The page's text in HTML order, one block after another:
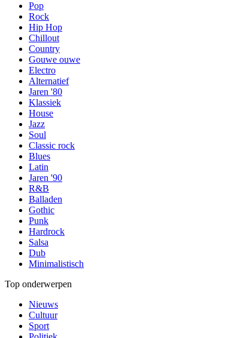
Pop
Rock
Hip Hop
Chillout
Country
Gouwe ouwe
Electro
Alternatief
Jaren '80
Klassiek
House
Jazz
Soul
Classic rock
Blues
Latin
Jaren '90
R&B
Balladen
Gothic
Punk
Hardrock
Salsa
Dub
Minimalistisch
Top onderwerpen
Nieuws
Cultuur
Sport